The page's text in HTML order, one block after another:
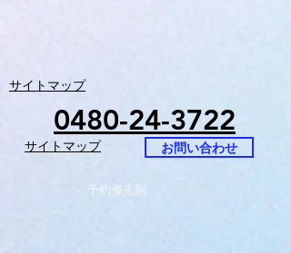
サイトマップ
0480-24-3722
サイトマップ お問い合わせ
予約優先制